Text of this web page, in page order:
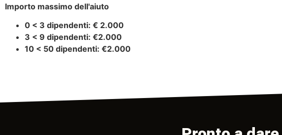
Importo massimo dell'aiuto
0 < 3 dipendenti: € 2.000
3 < 9 dipendenti: €2.000
10 < 50 dipendenti: €2.000